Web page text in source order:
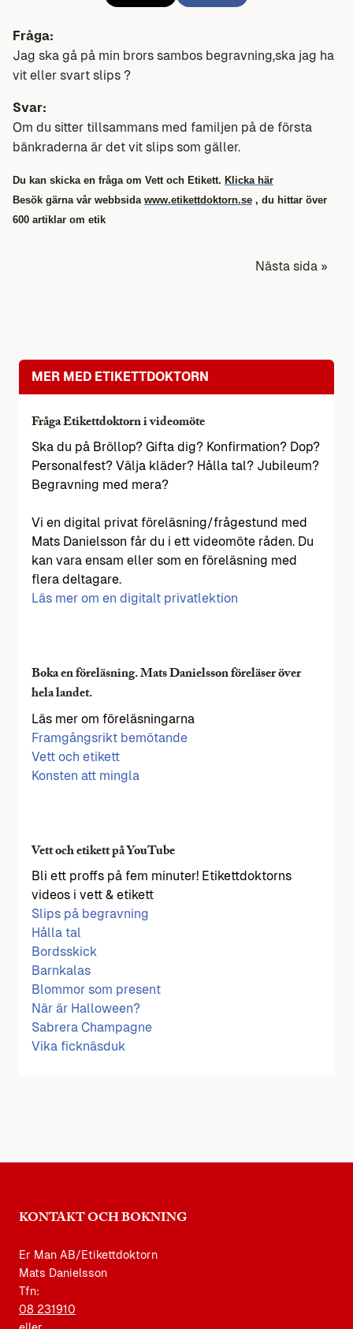
Fråga:
Jag ska gå på min brors sambos begravning,ska jag ha
vit eller svart slips ?
Svar:
Om du sitter tillsammans med familjen på de första
bänkraderna är det vit slips som gäller.
Du kan skicka en fråga om Vett och Etikett. Klicka här
Besök gärna vår webbsida www.etikettdoktorn.se , du hittar över
600 artiklar om etik
Nästa sida »
MER MED ETIKETTDOKTORN
Fråga Etikettdoktorn i videomöte
Ska du på Bröllop? Gifta dig? Konfirmation? Dop?
Personalfest? Välja kläder? Hålla tal? Jubileum?
Begravning med mera?
Vi en digital privat föreläsning/frågestund med
Mats Danielsson får du i ett videomöte råden. Du
kan vara ensam eller som en föreläsning med
flera deltagare.
Läs mer om en digitalt privatlektion
Boka en föreläsning. Mats Danielsson föreläser över
hela landet.
Läs mer om föreläsningarna
Framgångsrikt bemötande
Vett och etikett
Konsten att mingla
Vett och etikett på YouTube
Bli ett proffs på fem minuter! Etikettdoktorns
videos i vett & etikett
Slips på begravning
Hålla tal
Bordsskick
Barnkalas
Blommor som present
När är Halloween?
Sabrera Champagne
Vika ficknäsduk
KONTAKT OCH BOKNING
Er Man AB/Etikettdoktorn
Mats Danielsson
Tfn:
08 231910